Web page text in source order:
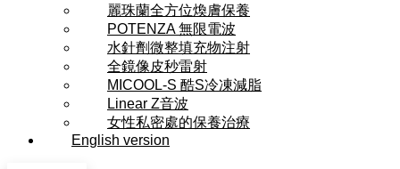
麗珠蘭全方位煥膚保養
POTENZA 無限電波
水針劑微整填充物注射
全鏡像皮秒雷射
MICOOL-S 酷S冷凍減脂
Linear Z音波
女性私密處的保養治療
English version